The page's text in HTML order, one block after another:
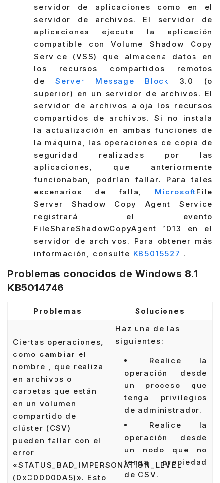
servidor de aplicaciones como en el
servidor de archivos. El servidor de
aplicaciones ejecuta la aplicación
compatible con Volume Shadow Copy
Service (VSS) que almacena datos en
los recursos compartidos remotos
deServer Message Block
3.0 (o
superior) en un servidor de archivos. El
servidor de archivos aloja los recursos
compartidos de archivos. Si no instala
la actualización en ambas funciones de
la máquina, las operaciones de copia de
seguridad realizadas por las
aplicaciones, que anteriormente
funcionaban, podrían fallar. Para tales
escenarios de falla, MicrosoftFile
Server Shadow Copy Agent Service
registrará el evento
FileShareShadowCopyAgent 1013 en el
servidor de archivos. Para obtener más
información, consulte KB5015527 .
Problemas conocidos de Windows 8.1
KB5014746
Problemas Soluciones
Ciertas operaciones,
como cambiar el
nombre , que realiza
en archivos o
carpetas que están
en un volumen
compartido de
clúster (CSV)
pueden fallar con el
error
«STATUS_BAD_IMPERSONATION_LEVEL
(0xC00000A5)». Esto
Haz una de las
siguientes:
Realice la
operación desde
un proceso que
tenga privilegios
de administrador.
Realice la
operación desde
un nodo que no
tenga propiedad
de CSV.